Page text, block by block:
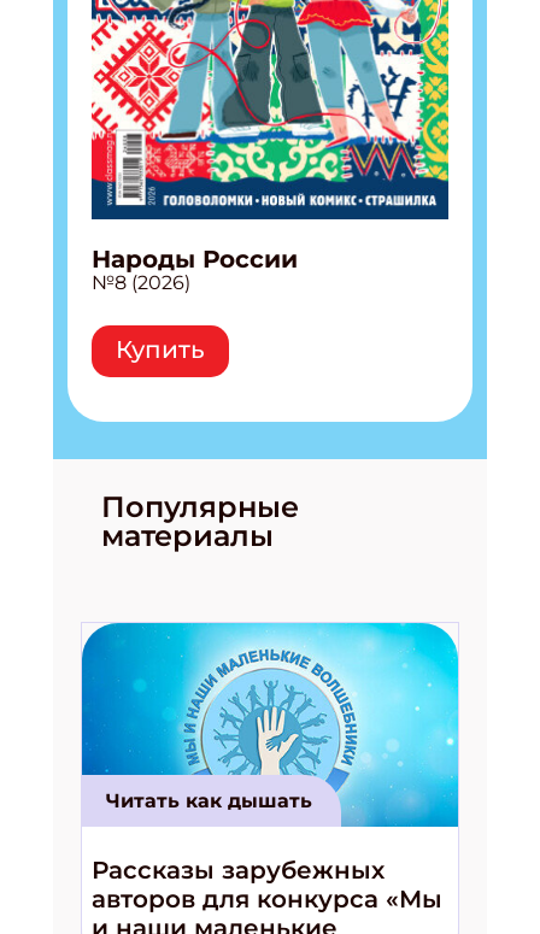
Народы России
№8 (2026)
Купить
Популярные
материалы
Читать как дышать
Рассказы зарубежных
авторов для конкурса «Мы
и наши маленькие